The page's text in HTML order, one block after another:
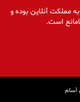
مملکت آنلاین بوده و
است.
آسام